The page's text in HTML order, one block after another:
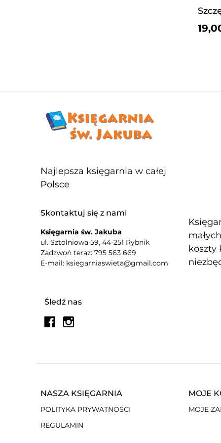
Najlepsza księgarnia w całej
Polsce
Śledź nas
Skontaktuj się z nami
Księgarnia św. Jakuba
ul. Sztolniowa 59, 44-251 Rybnik
Zadzwoń teraz: 795 563 669
E-mail: ksiegarniaswieta@gmail.com
koszty
NASZA KSIĘGARNIA
POLITYKA PRYWATNOŚCI
REGULAMIN
MOJE
MOJE